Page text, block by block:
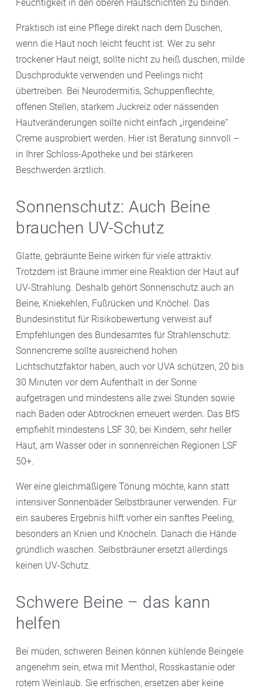
Feuchtigkeit in den oberen Hautschichten zu binden.
Praktisch ist eine Pflege direkt nach dem Duschen,
wenn die Haut noch leicht feucht ist. Wer zu sehr
trockener Haut neigt, sollte nicht zu heiß duschen, milde
Duschprodukte verwenden und Peelings nicht
übertreiben. Bei Neurodermitis, Schuppenflechte,
offenen Stellen, starkem Juckreiz oder nässenden
Hautveränderungen sollte nicht einfach „irgendeine“
Creme ausprobiert werden. Hier ist Beratung sinnvoll –
in Ihrer Schloss-Apotheke und bei stärkeren
Beschwerden ärztlich.
Sonnenschutz: Auch Beine
brauchen UV-Schutz
Glatte, gebräunte Beine wirken für viele attraktiv.
Trotzdem ist Bräune immer eine Reaktion der Haut auf
UV-Strahlung. Deshalb gehört Sonnenschutz auch an
Beine, Kniekehlen, Fußrücken und Knöchel. Das
Bundesinstitut für Risikobewertung verweist auf
Empfehlungen des Bundesamtes für Strahlenschutz:
Sonnencreme sollte ausreichend hohen
Lichtschutzfaktor haben, auch vor UVA schützen, 20 bis
30 Minuten vor dem Aufenthalt in der Sonne
aufgetragen und mindestens alle zwei Stunden sowie
nach Baden oder Abtrocknen erneuert werden. Das BfS
empfiehlt mindestens LSF 30; bei Kindern, sehr heller
Haut, am Wasser oder in sonnenreichen Regionen LSF
50+.
Wer eine gleichmäßigere Tönung möchte, kann statt
intensiver Sonnenbäder Selbstbräuner verwenden. Für
ein sauberes Ergebnis hilft vorher ein sanftes Peeling,
besonders an Knien und Knöcheln. Danach die Hände
gründlich waschen. Selbstbräuner ersetzt allerdings
keinen UV-Schutz.
Schwere Beine – das kann
helfen
Bei müden, schweren Beinen können kühlende Beingele
angenehm sein, etwa mit Menthol, Rosskastanie oder
rotem Weinlaub. Sie erfrischen, ersetzen aber keine